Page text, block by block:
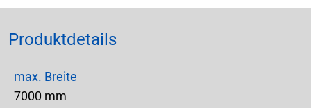
Produktdetails
max. Breite
7000 mm